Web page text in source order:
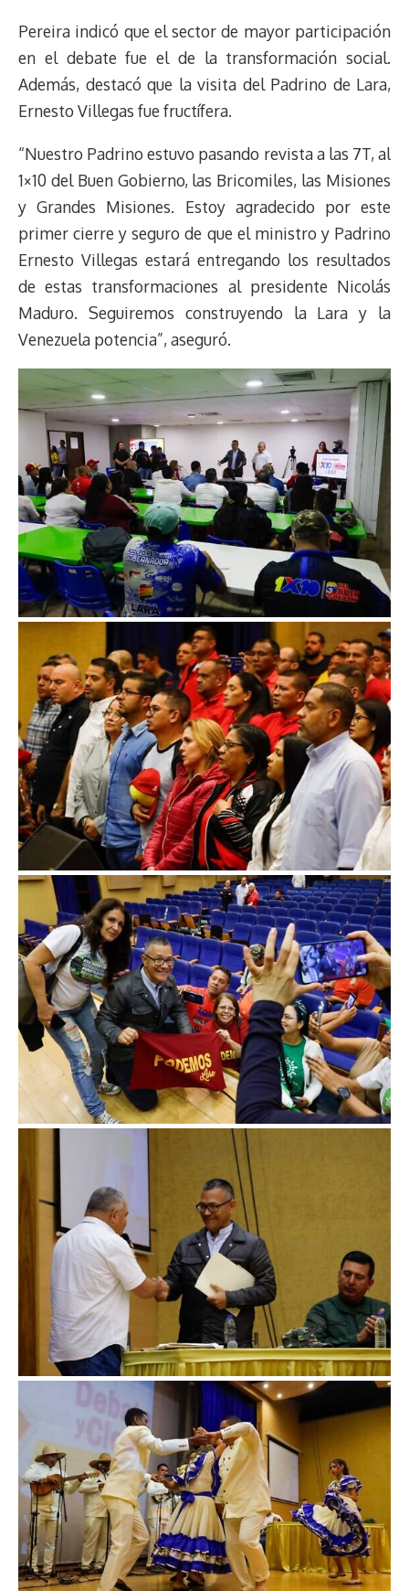
Pereira indicó que el sector de mayor participación
en el debate fue el de la transformación social.
Además, destacó que la visita del Padrino de Lara,
Ernesto Villegas fue fructífera.
“Nuestro Padrino estuvo pasando revista a las 7T, al
1×10 del Buen Gobierno, las Bricomiles, las Misiones
y Grandes Misiones. Estoy agradecido por este
primer cierre y seguro de que el ministro y Padrino
Ernesto Villegas estará entregando los resultados
de estas transformaciones al presidente Nicolás
Maduro. Seguiremos construyendo la Lara y la
Venezuela potencia”, aseguró.